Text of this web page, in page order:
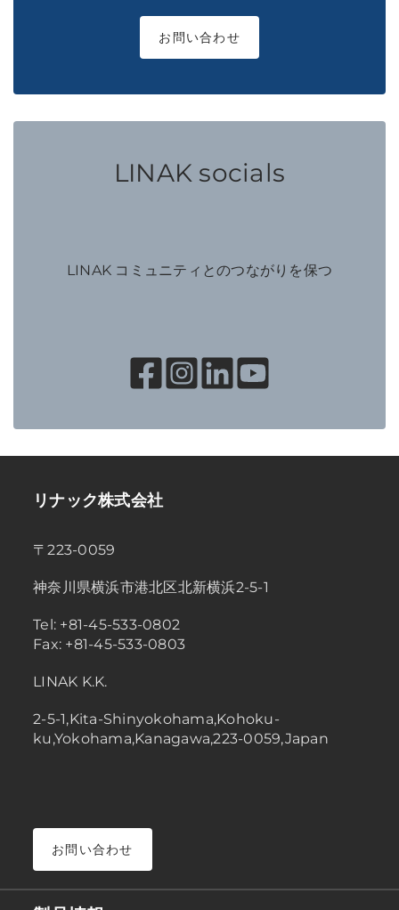
お問い合わせ
LINAK socials
LINAK コミュニティとのつながりを保つ
リナック株式会社
〒223-0059
神奈川県横浜市港北区北新横浜2-5-1
Tel: +81-45-533-0802
Fax: +81-45-533-0803
LINAK K.K.
2-5-1,Kita-Shinyokohama,Kohoku-
ku,Yokohama,Kanagawa,223-0059,Japan
お問い合わせ